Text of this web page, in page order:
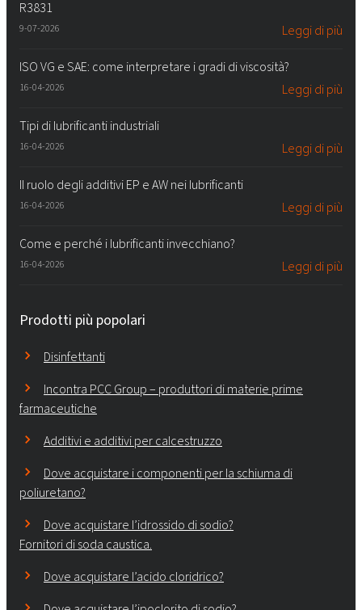
R3831
9-07-2026 Leggi di più
ISO VG e SAE: come interpretare i gradi di viscosità?
16-04-2026 Leggi di più
Tipi di lubrificanti industriali
16-04-2026 Leggi di più
Il ruolo degli additivi EP e AW nei lubrificanti
16-04-2026 Leggi di più
Come e perché i lubrificanti invecchiano?
16-04-2026 Leggi di più
Prodotti più popolari
Disinfettanti
Incontra PCC Group – produttori di materie prime
farmaceutiche
Additivi e additivi per calcestruzzo
Dove acquistare i componenti per la schiuma di
poliuretano?
Dove acquistare l’idrossido di sodio?
Fornitori di soda caustica.
Dove acquistare l’acido cloridrico?